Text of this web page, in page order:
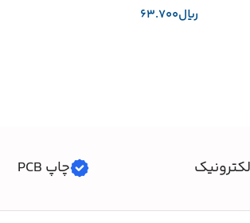
﷼
چاپ PCB